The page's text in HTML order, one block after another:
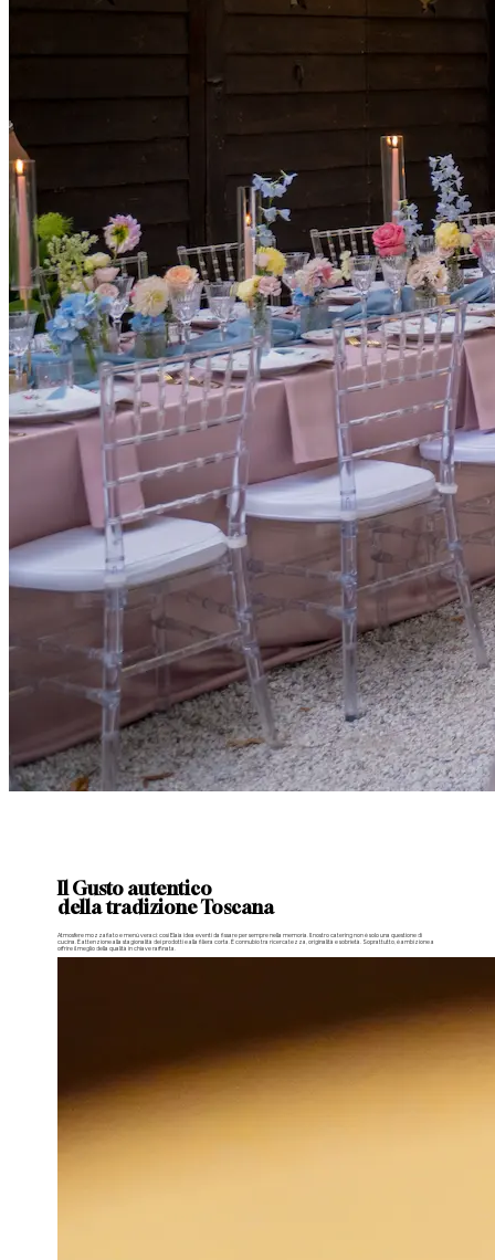
Il Gusto autentico
della tradizione Toscana
Atmosfere mozzafiato e menù veraci: così Elaia idea eventi da fissare per sempre nella memoria. Il nostro catering non è solo una questione di
cucina. È attenzione alla stagionalità dei prodotti e alla filiera corta. È connubio tra ricercatezza, originalità e sobrietà. Soprattutto, è ambizione a
offrire il meglio della qualità in chiave raffinata.